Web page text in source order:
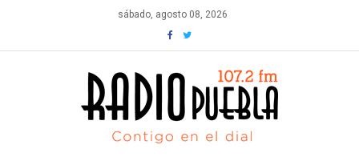
content
sábado, agosto 08, 2026